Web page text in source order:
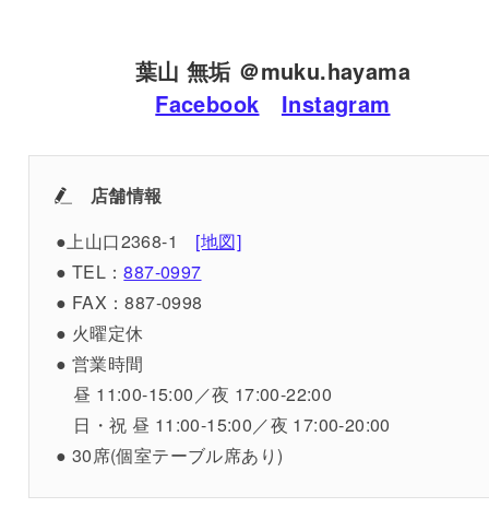
葉山 無垢 ＠muku.hayama
Facebook
Instagram
店舗情報
●上山口2368-1 [地図]
● TEL：887-0997
● FAX：887-0998
● 火曜定休
● 営業時間
昼 11:00-15:00／夜 17:00-22:00
日・祝 昼 11:00-15:00／夜 17:00-20:00
● 30席(個室テーブル席あり)